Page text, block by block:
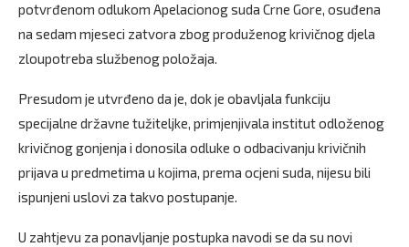
potvrđenom odlukom Apelacionog suda Crne Gore, osuđena
na sedam mjeseci zatvora zbog produženog krivičnog djela
zloupotreba službenog položaja.
Presudom je utvrđeno da je, dok je obavljala funkciju
specijalne državne tužiteljke, primjenjivala institut odloženog
krivičnog gonjenja i donosila odluke o odbacivanju krivičnih
prijava u predmetima u kojima, prema ocjeni suda, nijesu bili
ispunjeni uslovi za takvo postupanje.
U zahtjevu za ponavljanje postupka navodi se da su novi